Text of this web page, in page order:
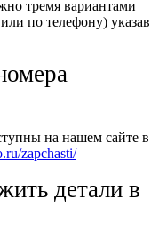
тремя вариантами
по телефону) указав
на нашем сайте в
zapchasti/
детали в